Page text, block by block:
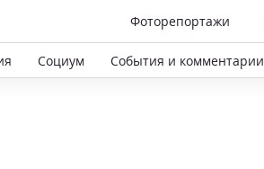
Фоторепортажи
Социум События и комментарии